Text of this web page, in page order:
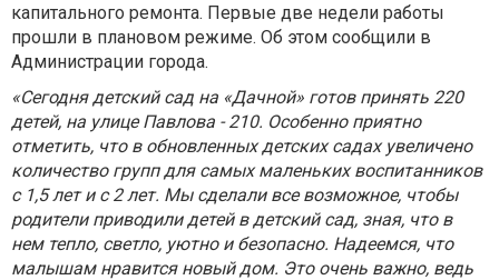
капитального ремонта. Первые две недели работы
прошли в плановом режиме. Об этом сообщили в
Администрации города.
«Сегодня детский сад на «Дачной» готов принять 220
детей, на улице Павлова - 210. Особенно приятно
отметить, что в обновленных детских садах увеличено
количество групп для самых маленьких воспитанников
с 1,5 лет и с 2 лет. Мы сделали все возможное, чтобы
родители приводили детей в детский сад, зная, что в
нем тепло, светло, уютно и безопасно. Надеемся, что
малышам нравится новый дом. Это очень важно, ведь